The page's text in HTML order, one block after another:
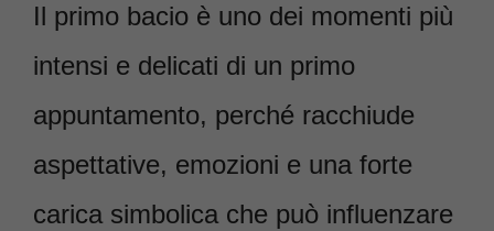
Il primo bacio è uno dei momenti più
intensi e delicati di un primo
appuntamento, perché racchiude
aspettative, emozioni e una forte
carica simbolica che può influenzare